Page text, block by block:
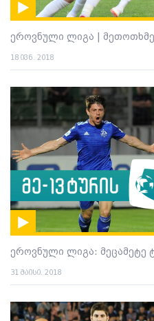
ეროვნული ლიგა |
18 ივნ. 2018
ეროვნული ლიგა: მეცამეტე
31 მაისი. 2018